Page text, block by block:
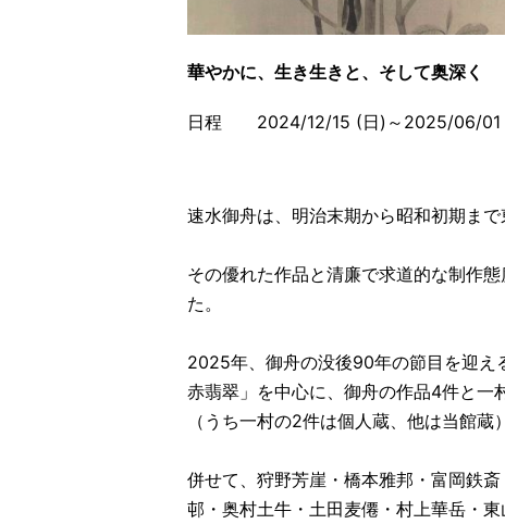
華やかに、生き生きと、そして奥深く
日程 2024/12/15 (日)～2025/06/01
速水御舟は、明治末期から昭和初期ま
その優れた作品と清廉で求道的な制作
た。
2025年、御舟の没後90年の節目を迎え
赤翡翠」を中心に、御舟の作品4件と一
（うち一村の2件は個人蔵、他は当館蔵）
併せて、狩野芳崖・橋本雅邦・富岡鉄
邨・奥村土牛・土田麦僊・村上華岳・